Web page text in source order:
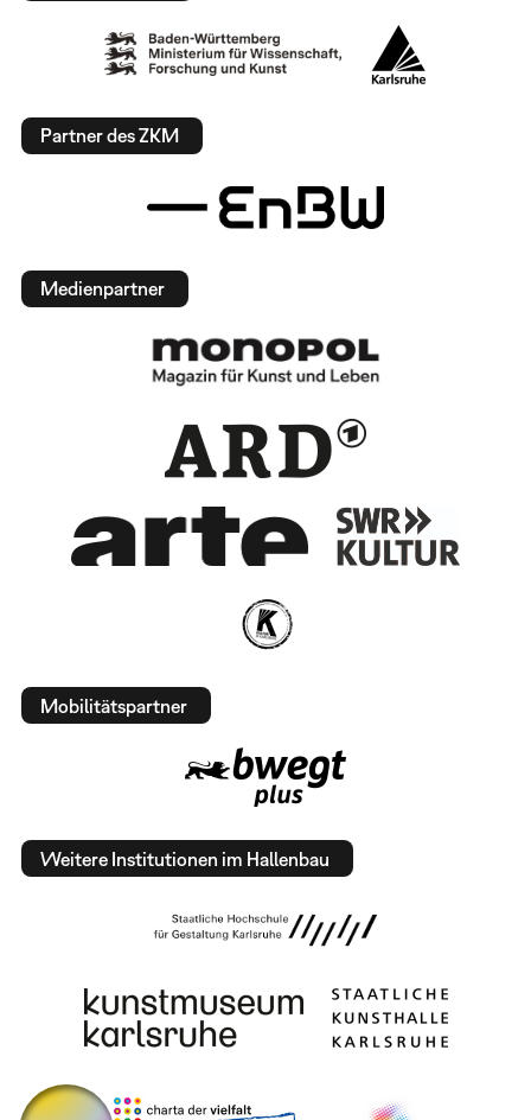
Partner des ZKM
Medienpartner
Mobilitätspartner
Weitere Institutionen im Hallenbau